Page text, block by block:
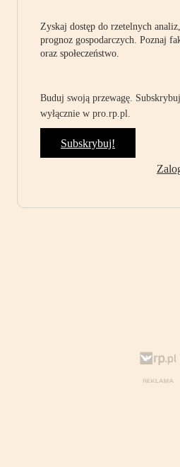
Zyskaj dostęp do rzetelnych
prognoz gospodarczych. Poznaj
oraz społeczeństwo.
Buduj swoją przewagę.
wyłącznie w pro.rp.pl.
Subskrybuj!